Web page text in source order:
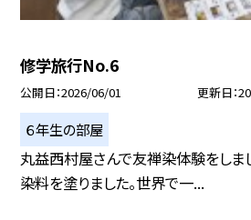
修学旅行No.6
公開日 2026/06/01 更新日
６年生の部屋
丸益西村屋さんで友禅染体験をしま
染料を塗りました。世界で一...